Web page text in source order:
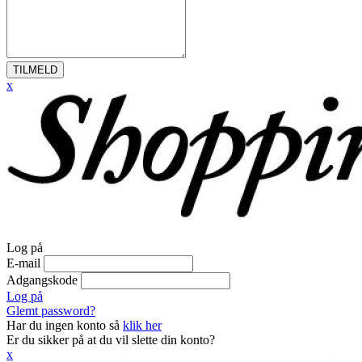
TILMELD
x
Log på
E-mail
Adgangskode
Log på
Glemt password?
Har du ingen konto så klik her
Er du sikker på at du vil slette din konto?
x